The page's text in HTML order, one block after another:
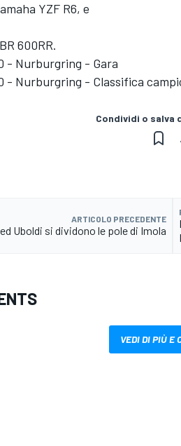
YZF R6, e
600RR.
- Nurburgring - Gara
- Nurburgring - Classifica
Condividi o salva
ARTICOLO PRECEDENTE
Uboldi si dividono le pole di Imola
VEDI DI PIÙ E